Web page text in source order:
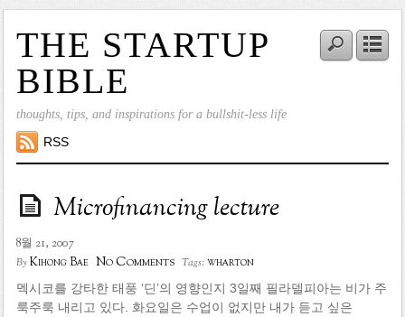
THE STARTUP
BIBLE
thoughts, tips, and inspirations for a bullshit-less life
RSS
Microfinancing lecture
8월 21, 2007
ByKihong Bae No Comments Tags:wharton
멕시코를 강타한 태풍 ‘딘’의 영향인지 3일째 필라델피아는 비가 주
룩주룩 내리고 있다. 화요일은 수업이 없지만 내가 듣고 싶은